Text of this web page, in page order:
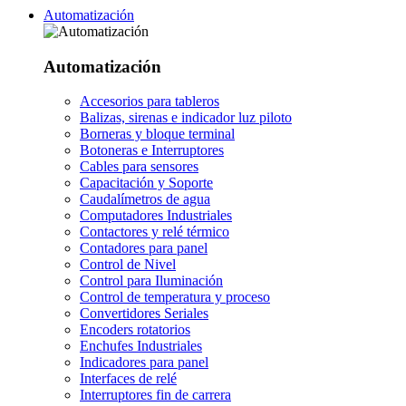
Automatización
Automatización
Accesorios para tableros
Balizas, sirenas e indicador luz piloto
Borneras y bloque terminal
Botoneras e Interruptores
Cables para sensores
Capacitación y Soporte
Caudalímetros de agua
Computadores Industriales
Contactores y relé térmico
Contadores para panel
Control de Nivel
Control para Iluminación
Control de temperatura y proceso
Convertidores Seriales
Encoders rotatorios
Enchufes Industriales
Indicadores para panel
Interfaces de relé
Interruptores fin de carrera